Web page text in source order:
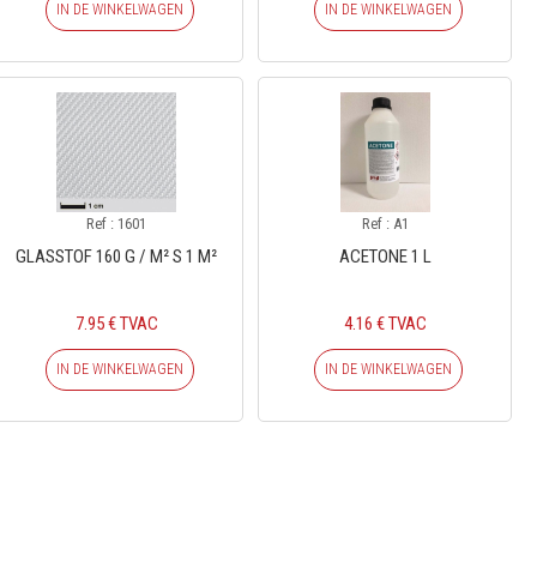
IN DE WINKELWAGEN IN DE WINKELWAGEN
Ref : 1601
GLASSTOF 160 G / M² S 1 M²
7.95 € TVAC
IN DE WINKELWAGEN
Ref : A1
ACETONE 1 L
4.16 € TVAC
IN DE WINKELWAGEN